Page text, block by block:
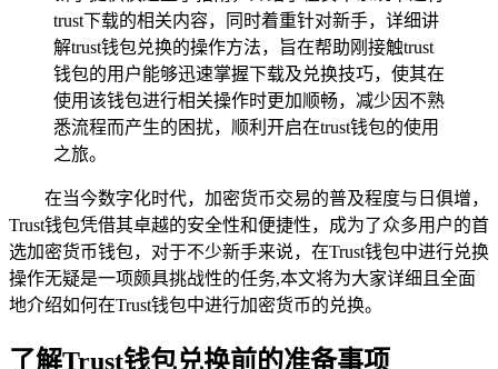
trust下载的相关内容，同时着重针对新手，详细讲
解trust钱包兑换的操作方法，旨在帮助刚接触trust
钱包的用户能够迅速掌握下载及兑换技巧，使其在
使用该钱包进行相关操作时更加顺畅，减少因不熟
悉流程而产生的困扰，顺利开启在trust钱包的使用
之旅。
在当今数字化时代，加密货币交易的普及程度与日俱增，
Trust钱包凭借其卓越的安全性和便捷性，成为了众多用户的首
选加密货币钱包，对于不少新手来说，在Trust钱包中进行兑换
操作无疑是一项颇具挑战性的任务,本文将为大家详细且全面
地介绍如何在Trust钱包中进行加密货币的兑换。
了解Trust钱包兑换前的准备事项